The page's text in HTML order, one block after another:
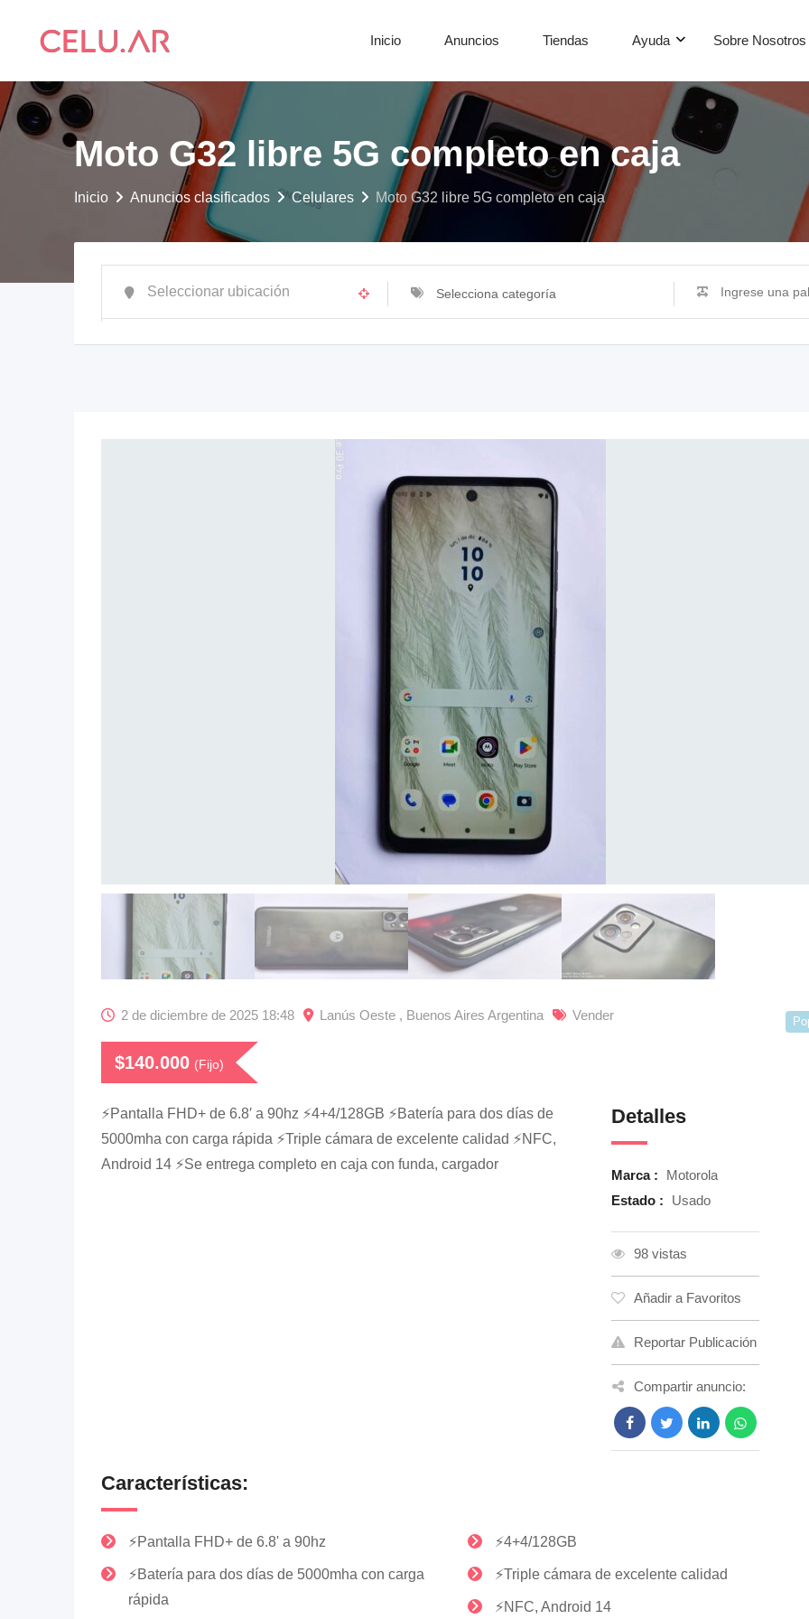
Inicio Anuncios Tiendas Ayuda Sobre Nosotros
Moto G32 libre 5G completo en caja
Inicio Anuncios clasificados Celulares Moto G32 libre 5G completo en caja
Selecciona categoría
2 de diciembre de 2025 18:48 Lanús Oeste , Buenos Aires Argentina Vender
$140.000 (Fijo)
⚡Pantalla FHD+ de 6.8′ a 90hz ⚡4+4/128GB ⚡Batería para dos días de
5000mha con carga rápida ⚡Triple cámara de excelente calidad ⚡NFC,
Android 14 ⚡Se entrega completo en caja con funda, cargador
Detalles
Marca :
Motorola
Estado :
Usado
98 vistas
Añadir a Favoritos
Reportar Publicación
Compartir anuncio:
Características:
⚡Pantalla FHD+ de 6.8' a 90hz ⚡4+4/128GB
⚡Batería para dos días de 5000mha con carga
rápida
⚡Triple cámara de excelente calidad
⚡NFC, Android 14